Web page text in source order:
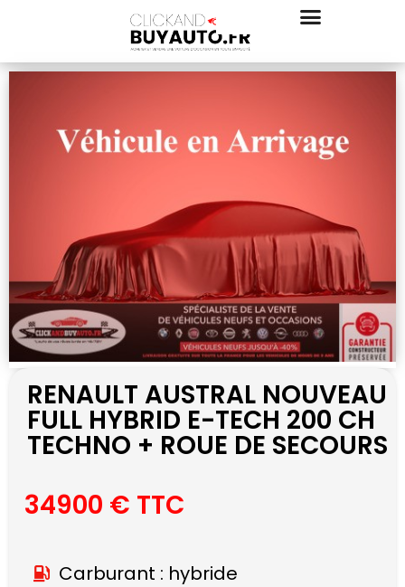
RENAULT AUSTRAL NOUVEAU
FULL HYBRID E-TECH 200 CH
TECHNO + ROUE DE SECOURS
34900 € TTC
Carburant : hybride